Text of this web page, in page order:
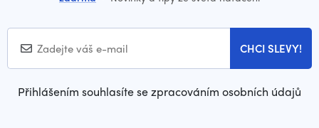
CHCI SLEVY!
Přihlášením souhlasíte se zpracováním osobních údajů